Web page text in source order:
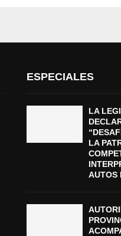
ESPECIALES
LA
LA
AUTOS